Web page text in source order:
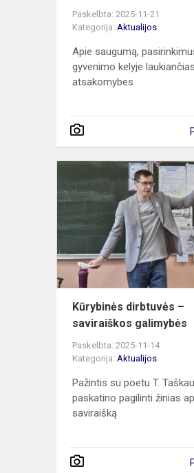
Paskelbta: 2025-11-21
Kategorija: Aktualijos
Apie saugumą,
gyvenimo kelyje laukiančias
atsakomybes
Kūrybinės dirbtuvės –
saviraiškos galimybės
Paskelbta: 2025-11-14
Kategorija: Aktualijos
Pažintis su poetu T.
paskatino pagilinti žinias
saviraišką